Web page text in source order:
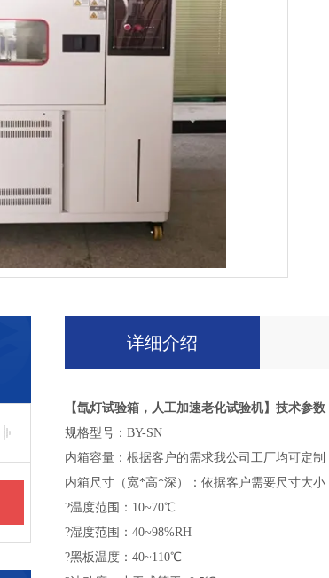
详细介绍
【氙灯试验箱，人工加速老化试验机】技术参数
规格型号：BY-SN
内箱容量：根据客户的需求我公司工厂均可定制
内箱尺寸（宽*高*深）：依据客户需要尺寸大小
?温度范围：10~70℃
?湿度范围：40~98%RH
?黑板温度：40~110℃